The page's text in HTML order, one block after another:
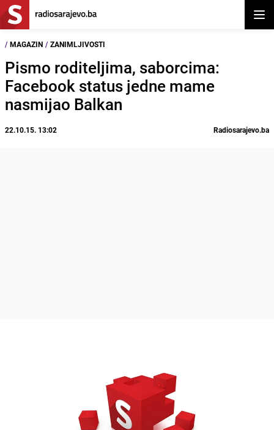
/ MAGAZIN / ZANIMLJIVOSTI
Pismo roditeljima, saborcima:
Facebook status jedne mame
nasmijao Balkan
22.10.15. 13:02 Radiosarajevo.ba